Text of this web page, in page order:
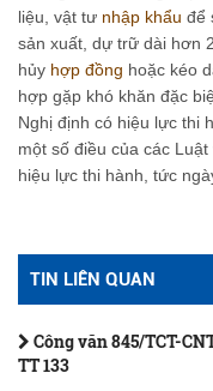
liệu, vật tư nhập khẩu để
sản xuất, dự trữ dài hơn
hủy hợp đồng hoặc kéo
hợp gặp khó khăn đặc
Nghị định có hiệu lực thi
một số điều của các
hiệu lực thi hành, tức
TIN LIÊN QUAN
Công văn 845/TCT-
TT 133